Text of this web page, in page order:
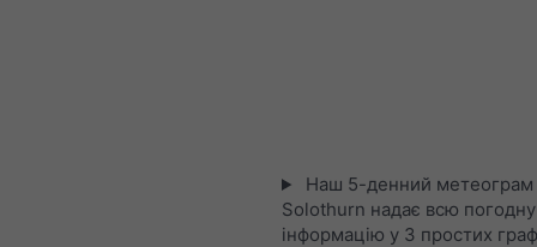
Наш 5-денний метеограм
Solothurn надає всю погодну
інформацію у 3 простих